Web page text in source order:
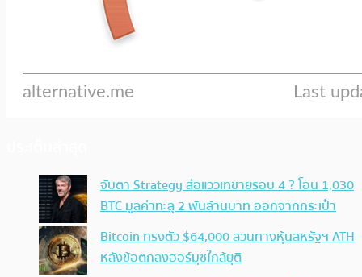
จับตา Strategy ส่อแววเทขายรอบ 4 ? โอน 1,030
BTC มูลค่าทะลุ 2 พันล้านบาท ออกจากกระเป๋า
Bitcoin ทรงตัว $64,000 สวนทางหุ้นสหรัฐฯ ATH
หลังข้อตกลงฮอร์มุซใกล้ยุติ